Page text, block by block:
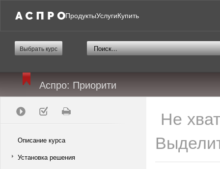
ПродуктыУслугиКупить
Выбрать курс
Аспро: Приорити
Описание курса
Установка решения
Не